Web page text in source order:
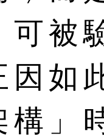
可被
因如
構」